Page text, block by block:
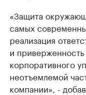
«Защита
самых
реализация
и
корпоративного
неотъемлемой
компании», -